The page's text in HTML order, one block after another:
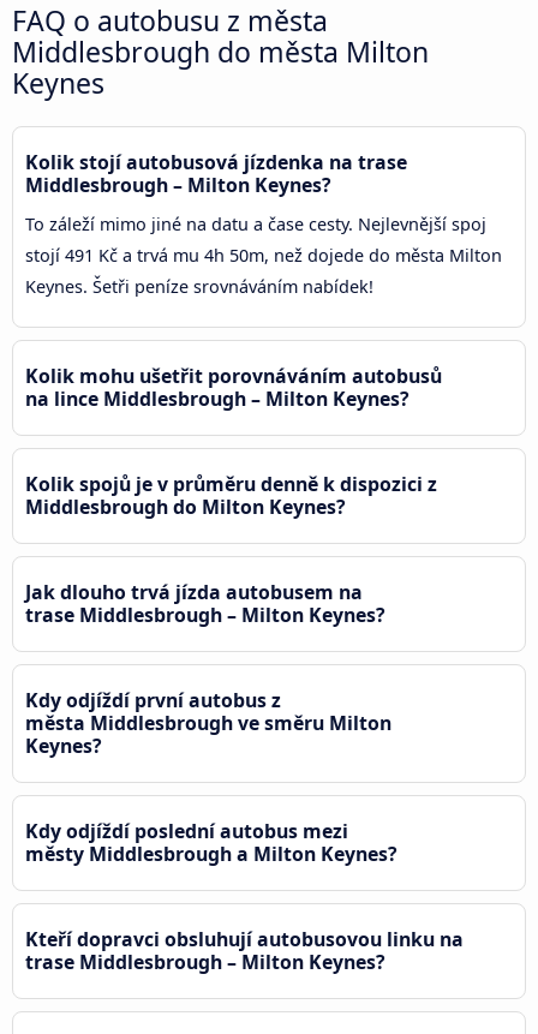
FAQ o autobusu z města
Middlesbrough do města Milton
Keynes
Kolik stojí autobusová jízdenka na trase
Middlesbrough – Milton Keynes?
To záleží mimo jiné na datu a čase cesty. Nejlevnější spoj
stojí 491 Kč a trvá mu 4h 50m, než dojede do města Milton
Keynes. Šetři peníze srovnáváním nabídek!
Kolik mohu ušetřit porovnáváním autobusů
na lince Middlesbrough – Milton Keynes?
Kolik spojů je v průměru denně k dispozici z
Middlesbrough do Milton Keynes?
Jak dlouho trvá jízda autobusem na
trase Middlesbrough – Milton Keynes?
Kdy odjíždí první autobus z
města Middlesbrough ve směru Milton
Keynes?
Kdy odjíždí poslední autobus mezi
městy Middlesbrough a Milton Keynes?
Kteří dopravci obsluhují autobusovou linku na
trase Middlesbrough – Milton Keynes?